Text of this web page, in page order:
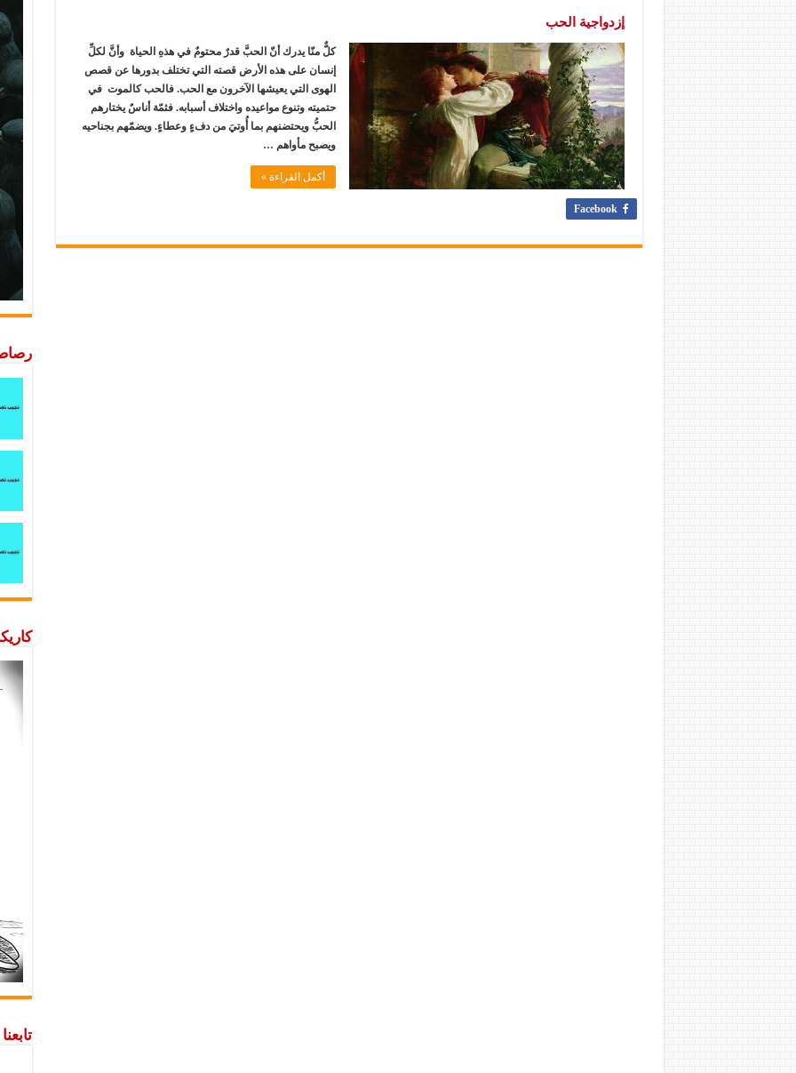
إزدواجية الحب
كلٌّ منّا يدرك أنّ الحبَّ قدرٌ محتومٌ في هذهِ الحياة وأنَّ لكلِّ
إنسان على هذه الأرض قصته التي تختلف بدورها عن قصص
الهوى التي يعيشها الآخرون مع الحب. فالحب كالموت في
حتميته وتنوع مواعيده واختلاف أسبابه. فثمّة أناسٌ يختارهم
الحبُّ ويحتضنهم بما أُوتيَ من دفءٍ وعطاءٍ. ويضمّهم بجناحيه
ويصبح مأواهم …
أكمل القراءة »
Facebook